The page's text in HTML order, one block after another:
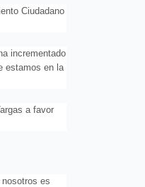
Ciudadano
incrementado
estamos en la
a favor
es